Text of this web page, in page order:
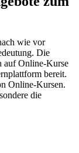
wie vor
Die
auf Online-Kurse
bereit.
Online-Kursen.
die